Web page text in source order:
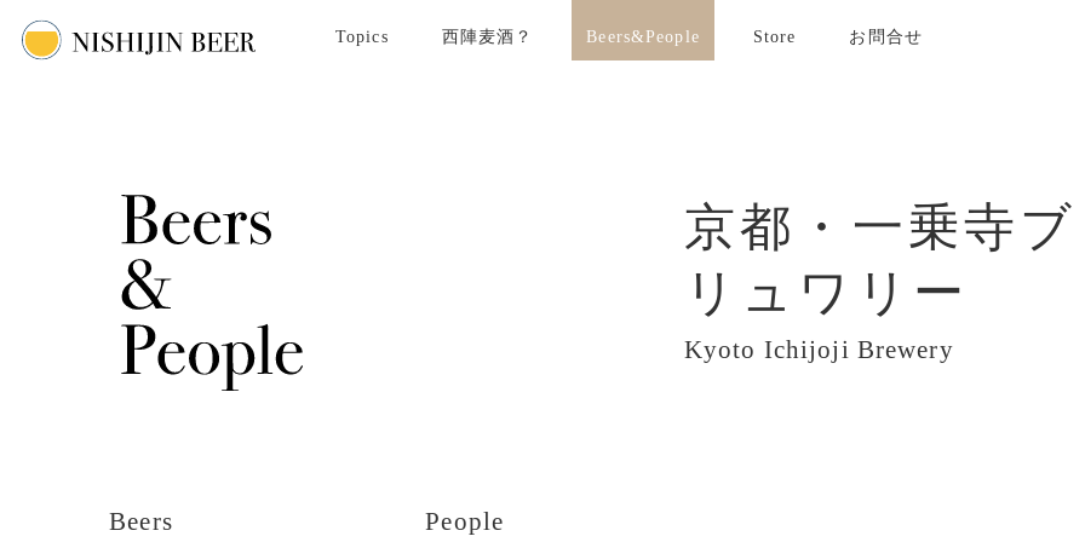
Topics 西陣麦酒？ Beers&People Store お問合せ
Beers People
京都・一乗寺ブ
リュワリー
Kyoto Ichijoji Brewery